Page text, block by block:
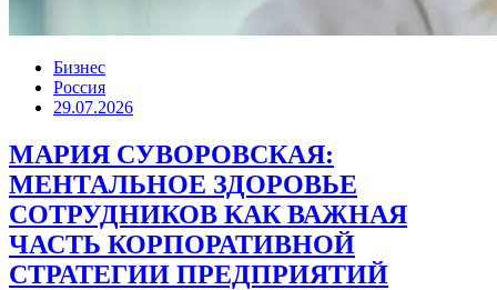
Бизнес
Россия
29.07.2026
МАРИЯ СУВОРОВСКАЯ:
МЕНТАЛЬНОЕ ЗДОРОВЬЕ
СОТРУДНИКОВ КАК ВАЖНАЯ
ЧАСТЬ КОРПОРАТИВНОЙ
СТРАТЕГИИ ПРЕДПРИЯТИЙ